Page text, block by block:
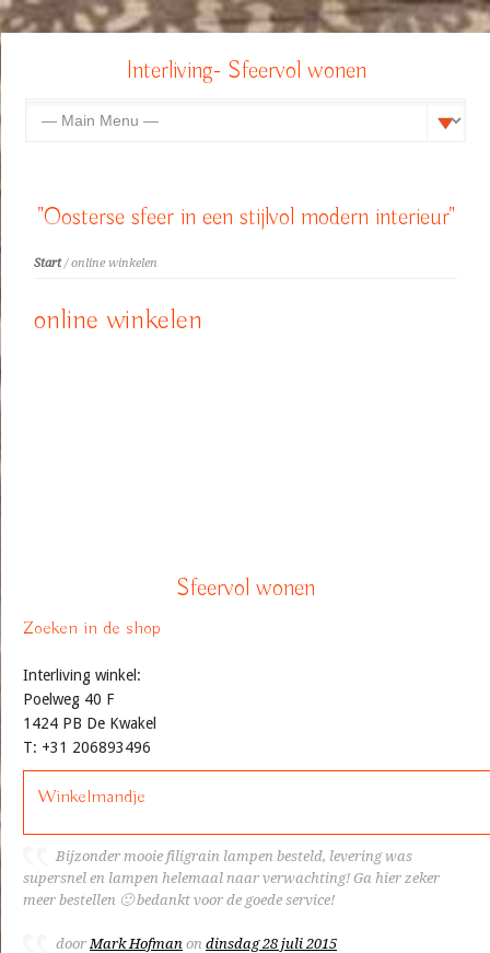
Interliving- Sfeervol wonen
"Oosterse sfeer in een stijlvol modern interieur"
Start/ online winkelen
online winkelen
Sfeervol wonen
Zoeken in de shop
Interliving winkel:
Poelweg 40 F
1424 PB De Kwakel
T: +31 206893496
Winkelmandje
Bijzonder mooie filigrain lampen besteld, levering was
supersnel en lampen helemaal naar verwachting! Ga hier zeker
meer bestellen 🙂 bedankt voor de goede service!
doorMark Hofman on dinsdag 28 juli 2015